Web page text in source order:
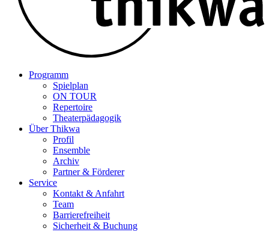
Programm
Spielplan
ON TOUR
Repertoire
Theaterpädagogik
Über Thikwa
Profil
Ensemble
Archiv
Partner & Förderer
Service
Kontakt & Anfahrt
Team
Barrierefreiheit
Sicherheit & Buchung